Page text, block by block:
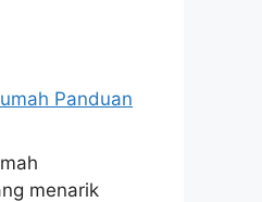
Panduan
menarik